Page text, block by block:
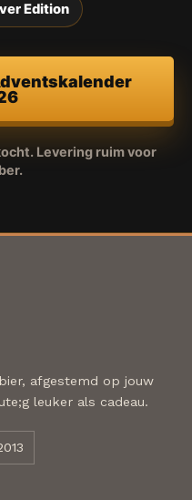
Edition
Levering ruim voor
afgestemd op jouw
leuker als cadeau.